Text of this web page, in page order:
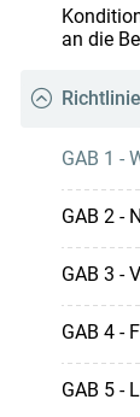
an die
GAB 1 -
GAB 2 -
GAB 3 -
GAB 4 -
GAB 5 -